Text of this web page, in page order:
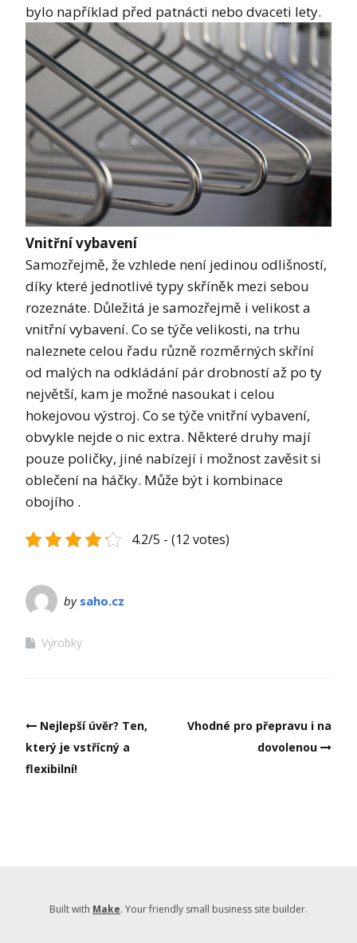
bylo například před patnácti nebo dvaceti lety.
Vnitřní vybavení
Samozřejmě, že vzhlede není jedinou odlišností,
díky které jednotlivé typy skříněk mezi sebou
rozeznáte. Důležitá je samozřejmě i velikost a
vnitřní vybavení. Co se týče velikosti, na trhu
naleznete celou řadu různě rozměrných skříní
od malých na odkládání pár drobností až po ty
největší, kam je možné nasoukat i celou
hokejovou výstroj. Co se týče vnitřní vybavení,
obvykle nejde o nic extra. Některé druhy mají
pouze poličky, jiné nabízejí i možnost zavěsit si
oblečení na háčky. Může být i kombinace
obojího .
4.2/5 - (12 votes)
by saho.cz
Výrobky
Post
navigation
Nejlepší úvěr? Ten,
který je vstřícný a
flexibilní!
Vhodné pro přepravu i na
dovolenou
Built with Make. Your friendly small business site builder.